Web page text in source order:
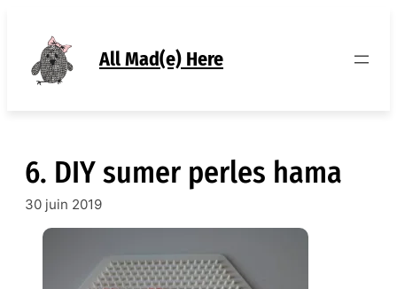
contenu
All Mad(e) Here
6. DIY sumer perles hama
30 juin 2019